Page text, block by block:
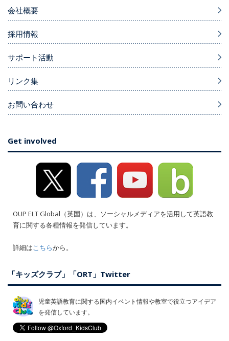
会社概要
採用情報
サポート活動
リンク集
お問い合わせ
Get involved
OUP ELT Global（英国）は、ソーシャルメディアを活用して英語教
育に関する各種情報を発信しています。
詳細はこちらから。
「キッズクラブ」「ORT」Twitter
児童英語教育に関する国内イベント情報や教室で役立つアイデア
を発信しています。